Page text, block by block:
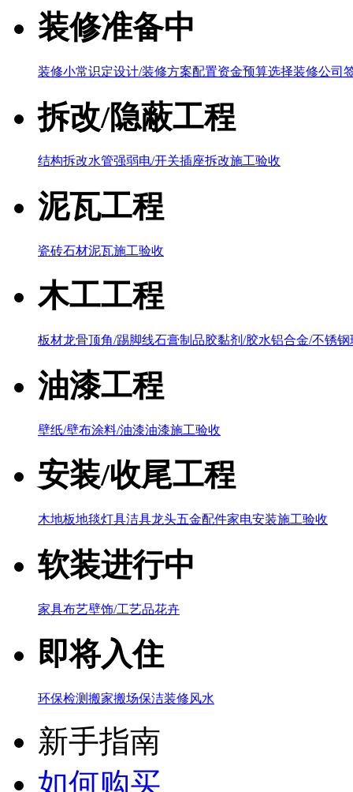
装修准备中
装修小常识定设计/装修方案配置资金预算选择装修公司
拆改/隐蔽工程
结构拆改水管强弱电/开关插座拆改施工验收
泥瓦工程
瓷砖石材泥瓦施工验收
木工工程
板材龙骨顶角/踢脚线石膏制品胶黏剂/胶水铝合金/不锈钢
油漆工程
壁纸/壁布涂料/油漆油漆施工验收
安装/收尾工程
木地板地毯灯具洁具龙头五金配件家电安装施工验收
软装进行中
家具布艺壁饰/工艺品花卉
即将入住
环保检测搬家搬场保洁装修风水
新手指南
如何购买